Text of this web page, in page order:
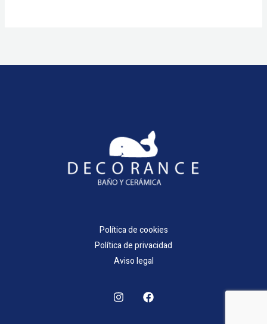
Política de cookies
Política de privacidad
Aviso legal